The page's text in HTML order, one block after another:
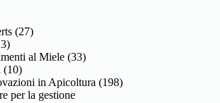
(27)
al Miele (33)
(10)
in Apicoltura (198)
per la gestione